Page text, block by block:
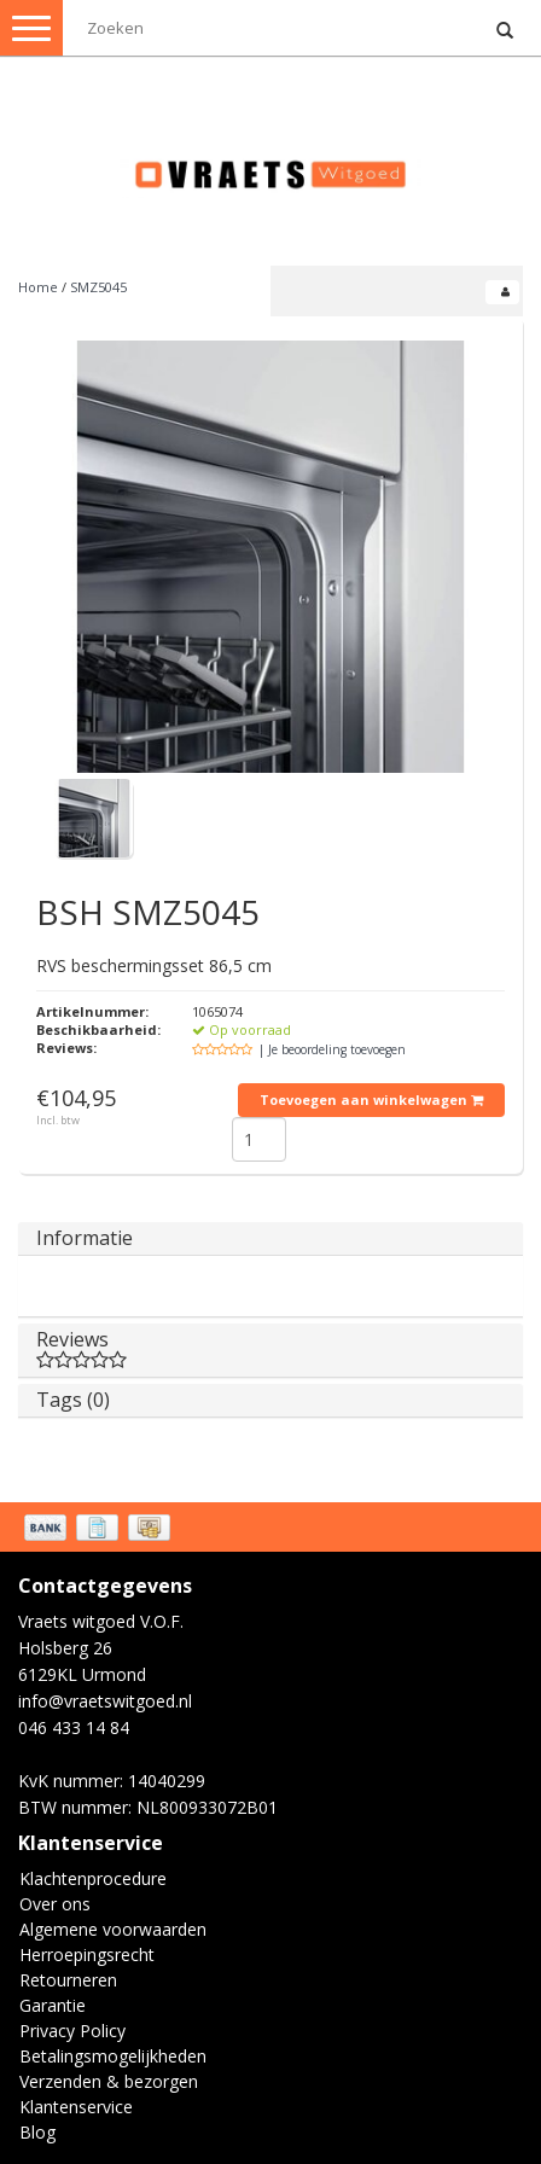
Toggle
navigation
Home / SMZ5045
BSH SMZ5045
RVS beschermingsset 86,5 cm
Artikelnummer:
1065074
Beschikbaarheid:
Op voorraad
Reviews:
| Je beoordeling toevoegen
€104,95
Incl. btw
Toevoegen aan winkelwagen
Informatie
Reviews
Tags (0)
Contactgegevens
Vraets witgoed V.O.F.
Holsberg 26
6129KL Urmond
info@vraetswitgoed.nl
046 433 14 84
KvK nummer: 14040299
BTW nummer: NL800933072B01
Klantenservice
Klachtenprocedure
Over ons
Algemene voorwaarden
Herroepingsrecht
Retourneren
Garantie
Privacy Policy
Betalingsmogelijkheden
Verzenden & bezorgen
Klantenservice
Blog